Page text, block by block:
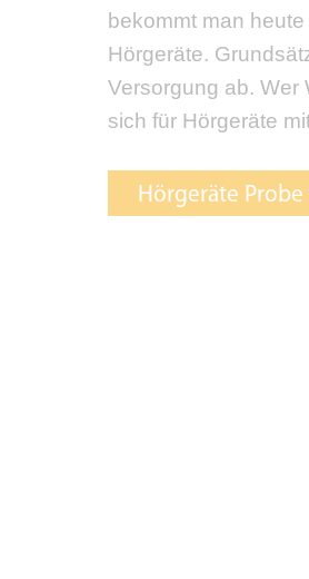
bekommt man
Hörgeräte.
Versorgung ab. Wer
sich für Hörgeräte
Hörgeräte